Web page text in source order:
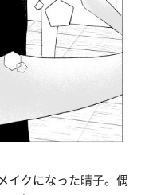
イクになった晴子。偶